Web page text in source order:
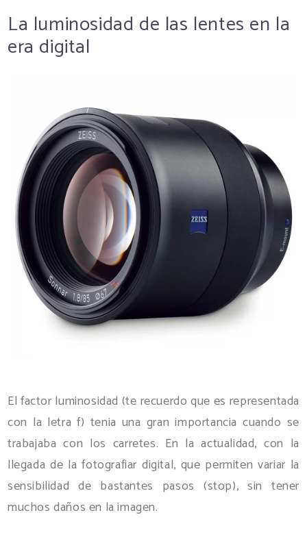
La luminosidad de las lentes en la
era digital
El factor luminosidad (te recuerdo que es representada
con la letra f) tenia una gran importancia cuando se
trabajaba con los carretes. En la actualidad, con la
llegada de la fotografiar digital, que permiten variar la
sensibilidad de bastantes pasos (stop), sin tener
muchos daños en la imagen.